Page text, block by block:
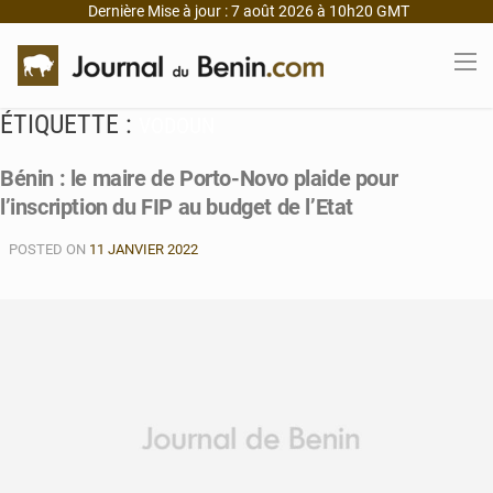
Dernière Mise à jour : 7 août 2026 à 10h20 GMT
ÉTIQUETTE :
Bénin : le maire de Porto-Novo plaide pour
l’inscription du FIP au budget de l’Etat
POSTED ON 11 JANVIER 2022